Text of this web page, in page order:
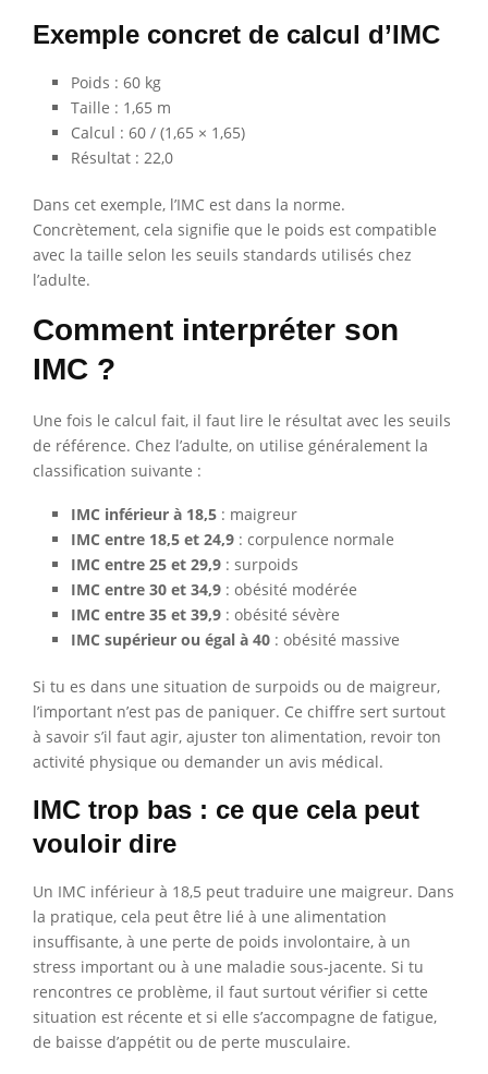
Exemple concret de calcul d’IMC
Poids : 60 kg
Taille : 1,65 m
Calcul : 60 / (1,65 × 1,65)
Résultat : 22,0
Dans cet exemple, l’IMC est dans la norme.
Concrètement, cela signifie que le poids est compatible
avec la taille selon les seuils standards utilisés chez
l’adulte.
Comment interpréter son
IMC ?
Une fois le calcul fait, il faut lire le résultat avec les seuils
de référence. Chez l’adulte, on utilise généralement la
classification suivante :
IMC inférieur à 18,5 : maigreur
IMC entre 18,5 et 24,9 : corpulence normale
IMC entre 25 et 29,9 : surpoids
IMC entre 30 et 34,9 : obésité modérée
IMC entre 35 et 39,9 : obésité sévère
IMC supérieur ou égal à 40 : obésité massive
Si tu es dans une situation de surpoids ou de maigreur,
l’important n’est pas de paniquer. Ce chiffre sert surtout
à savoir s’il faut agir, ajuster ton alimentation, revoir ton
activité physique ou demander un avis médical.
IMC trop bas : ce que cela peut
vouloir dire
Un IMC inférieur à 18,5 peut traduire une maigreur. Dans
la pratique, cela peut être lié à une alimentation
insuffisante, à une perte de poids involontaire, à un
stress important ou à une maladie sous-jacente. Si tu
rencontres ce problème, il faut surtout vérifier si cette
situation est récente et si elle s’accompagne de fatigue,
de baisse d’appétit ou de perte musculaire.